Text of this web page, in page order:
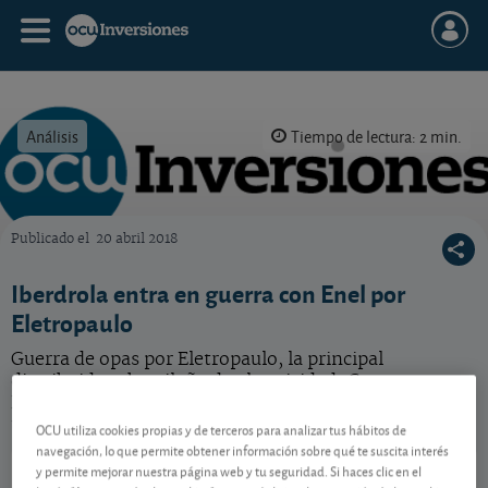
Análisis Tiempo de lectura: 2 min.
Publicado el 20 abril 2018
Iberdrola entra en guerra con Enel por
Eletropaulo
Guerra de opas por Eletropaulo, la principal
distribuidora brasileña de electricidad. Crecer en
unos precios razonables.
Iberdrola 20,59 EUR
OCU utiliza cookies propias y de terceros para analizar tus hábitos de
navegación, lo que permite obtener información sobre qué te suscita interés
y permite mejorar nuestra página web y tu seguridad. Si haces clic en el